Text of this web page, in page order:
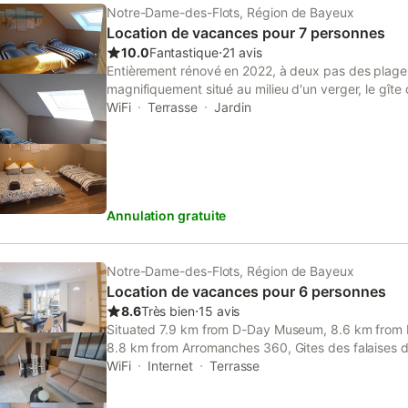
Notre-Dame-des-Flots, Région de Bayeux
Location de vacances pour 7 personnes
10.0Fantastique⋅21 avis
Entièrement rénové en 2022, à deux pas des
magnifiquement situé au milieu d'un verger, le gîte
portes pour que vous puissiez profiter de toutes
barbecue. Vous avez votre place de parking privé
a une première chambre avec un lit de 160x200,
meuble de rangement possédant plusieurs tiroirs
deuxième chambre possède deux lit simples de
jumeler à votre demande pour former un lit de
90x190, des caissons de rangements ainsi qu'une
penderie. Les draps, serviettes de toilettes et
WiFi Terrasse Jardin
Annulation gratuite
Notre-Dame-des-Flots, Région de Bayeux
Location de vacances pour 6 personnes
8.6Très bien⋅15 avis
Situated 7.9 km from D-Day Museum, 8.6 km from
8.8 km from Arromanches 360, Gites des falaises
provides accommodation set in Longues-sur-Mer.
WiFi Internet Terrasse